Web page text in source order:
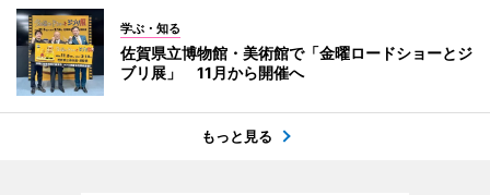
学ぶ・知る
佐賀県立博物館・美術館で「金曜ロードショーとジ
ブリ展」 11月から開催へ
もっと見る